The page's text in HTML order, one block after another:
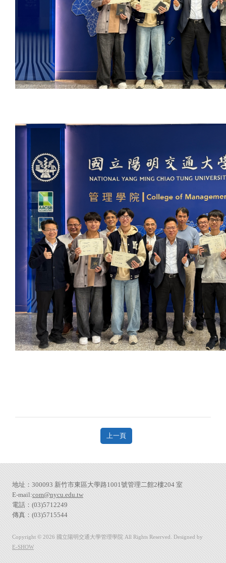
上一頁
地址：300093 新竹市東區大學路1001號管理二館2樓204 室
E-mail:com@nycu.edu.tw
電話：(03)5712249
傳真：(03)5715544
Copyright © 2026 國立陽明交通大學管理學院 All Rights Reserved. Designed by
E-SHOW